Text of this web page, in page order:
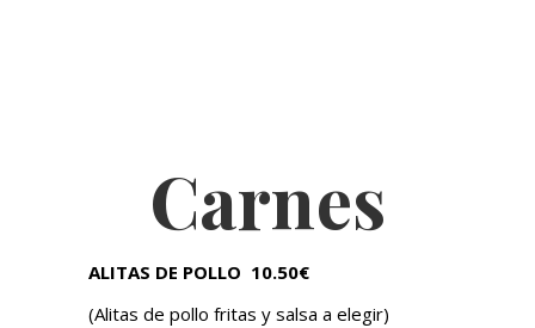
Carnes
ALITAS DE POLLO 10.50€
(Alitas de pollo fritas y salsa a elegir)